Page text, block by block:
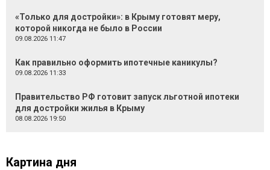
«Только для достройки»: в Крыму готовят меру,
которой никогда не было в России
09.08.2026 11:47
Как правильно оформить ипотечные каникулы?
09.08.2026 11:33
Правительство РФ готовит запуск льготной ипотеки
для достройки жилья в Крыму
08.08.2026 19:50
Картина дня